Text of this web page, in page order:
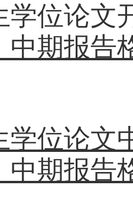
学位论文
中期报告
学位论文
中期报告